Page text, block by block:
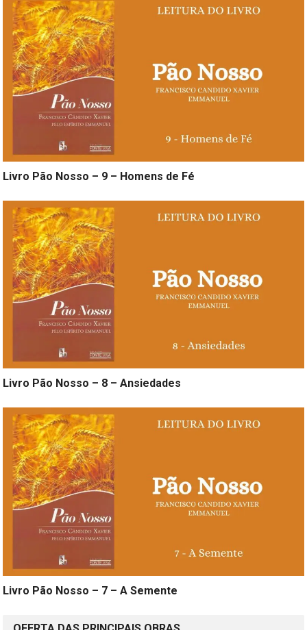
Livro Pão Nosso – 9 – Homens de Fé
Livro Pão Nosso – 8 – Ansiedades
Livro Pão Nosso – 7 – A Semente